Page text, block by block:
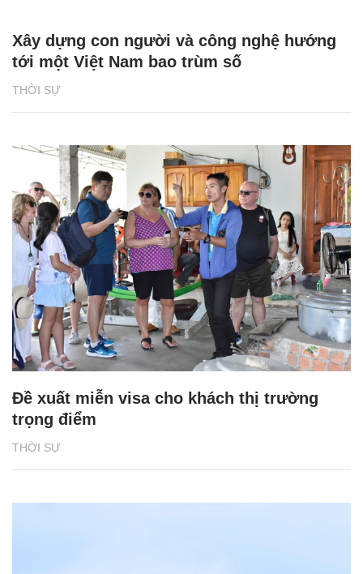
THỜI SỰ
Xây dựng con người và công nghệ hướng
tới một Việt Nam bao trùm số
THỜI SỰ
Đề xuất miễn visa cho khách thị trường
trọng điểm